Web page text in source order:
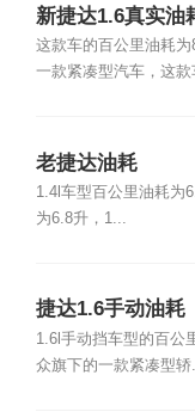
新捷达1.6真实油
这款车的百公里油耗
一款紧凑型汽车，这款
老捷达油耗
1.4l车型百公里油耗为
为6.8升，1...
捷达1.6手动油耗
1.6l手动挡车型的百公
众旗下的一款紧凑型轿